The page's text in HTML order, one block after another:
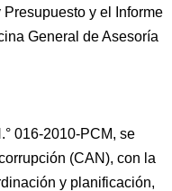
y el Informe
General de Asesoría
016-2010-PCM, se
(CAN), con la
y planificación,